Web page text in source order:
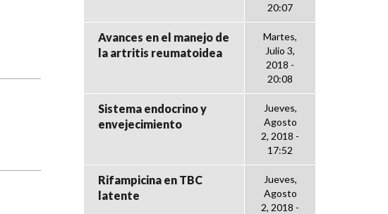
20:07
Avances en el manejo de
la artritis reumatoidea
Martes,
Julio 3,
2018 -
20:08
Sistema endocrino y
envejecimiento
Jueves,
Agosto
2, 2018 -
17:52
Rifampicina en TBC
latente
Jueves,
Agosto
2, 2018 -